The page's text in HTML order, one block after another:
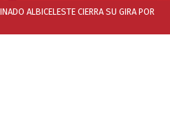
ALBICELESTE CIERRA SU GIRA POR